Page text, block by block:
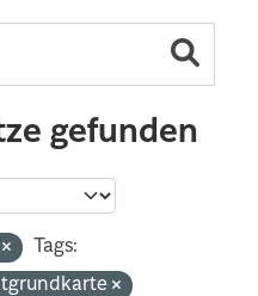
gefunden
Tags: